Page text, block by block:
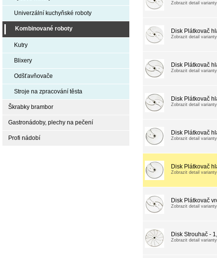
Zobrazit detail varianty
Disk Plátkovač
Zobrazit detail varianty
Disk Plátkovač
Zobrazit detail varianty
Disk Plátkovač
Zobrazit detail varianty
Disk Plátkovač
Zobrazit detail varianty
Disk Plátkovač
Zobrazit detail varianty
Disk Plátkovač
Zobrazit detail varianty
Disk Strouhač -
Zobrazit detail varianty
Univerzální kuchyňské roboty
Kombinované roboty
Kutry
Blixery
Odšťavňovače
Stroje na zpracování těsta
Škrabky brambor
Gastronádoby, plechy na pečení
Profi nádobí